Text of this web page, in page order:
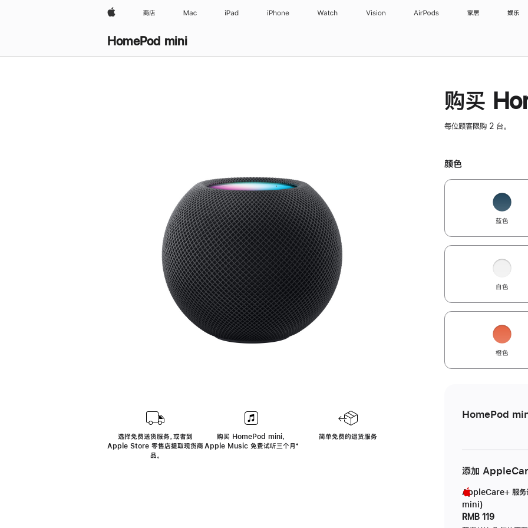
Apple 商店 Mac iPad iPhone Watch Vision AirPods 家居 娱乐
HomePod mini
选择免费送货服务，或者到
Apple Store 零售店提取现货商
品。
购买 HomePod mini，
Apple Music 免费试听三个月脚
⁺
简单免费的退货服务
购买
每位顾客限购 2 台。
颜色
蓝色
白色
橙色
HomePod
添加
AppleCare+ 服务
mini)
RMB 119